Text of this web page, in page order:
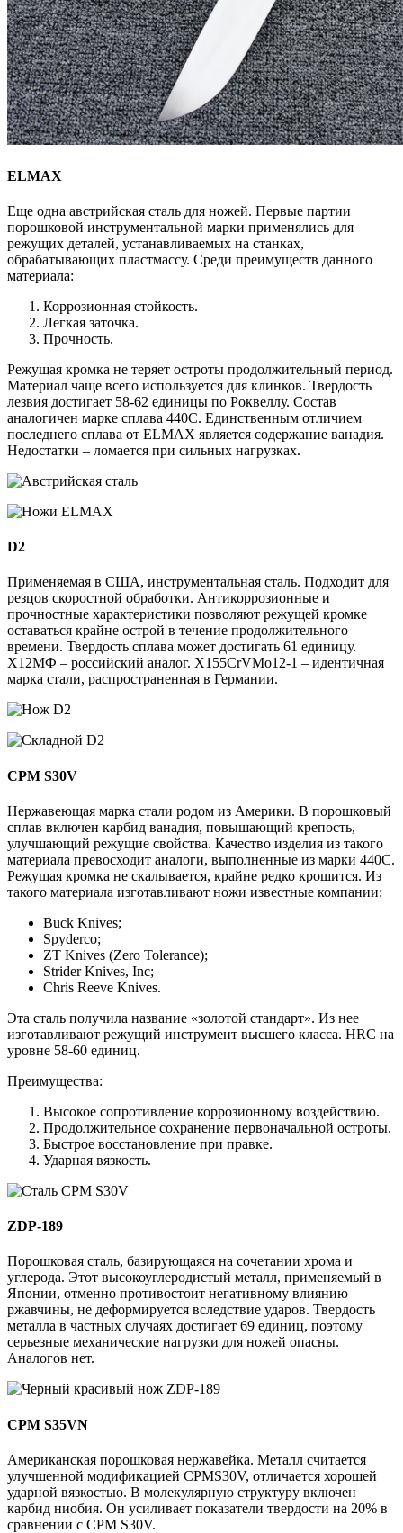
ELMAX
Еще одна австрийская сталь для ножей. Первые партии
порошковой инструментальной марки применялись для
режущих деталей, устанавливаемых на станках,
обрабатывающих пластмассу. Среди преимуществ данного
материала:
Коррозионная стойкость.
Легкая заточка.
Прочность.
Режущая кромка не теряет остроты продолжительный период.
Материал чаще всего используется для клинков. Твердость
лезвия достигает 58-62 единицы по Роквеллу. Состав
аналогичен марке сплава 440С. Единственным отличием
последнего сплава от ELMAX является содержание ванадия.
Недостатки – ломается при сильных нагрузках.
D2
Применяемая в США, инструментальная сталь. Подходит для
резцов скоростной обработки. Антикоррозионные и
прочностные характеристики позволяют режущей кромке
оставаться крайне острой в течение продолжительного
времени. Твердость сплава может достигать 61 единицу.
Х12МФ – российский аналог. Х155CrVMo12-1 – идентичная
марка стали, распространенная в Германии.
CPM S30V
Нержавеющая марка стали родом из Америки. В порошковый
сплав включен карбид ванадия, повышающий крепость,
улучшающий режущие свойства. Качество изделия из такого
материала превосходит аналоги, выполненные из марки 440С.
Режущая кромка не скалывается, крайне редко крошится. Из
такого материала изготавливают ножи известные компании:
Buck Knives;
Spyderco;
ZT Knives (Zero Tolerance);
Strider Knives, Inc;
Chris Reeve Knives.
Эта сталь получила название «золотой стандарт». Из нее
изготавливают режущий инструмент высшего класса. HRC на
уровне 58-60 единиц.
Преимущества:
Высокое сопротивление коррозионному воздействию.
Продолжительное сохранение первоначальной остроты.
Быстрое восстановление при правке.
Ударная вязкость.
ZDP-189
Порошковая сталь, базирующаяся на сочетании хрома и
углерода. Этот высокоуглеродистый металл, применяемый в
Японии, отменно противостоит негативному влиянию
ржавчины, не деформируется вследствие ударов. Твердость
металла в частных случаях достигает 69 единиц, поэтому
серьезные механические нагрузки для ножей опасны.
Аналогов нет.
CPM S35VN
Американская порошковая нержавейка. Металл считается
улучшенной модификацией CPMS30V, отличается хорошей
ударной вязкостью. В молекулярную структуру включен
карбид ниобия. Он усиливает показатели твердости на 20% в
сравнении с CPM S30V.